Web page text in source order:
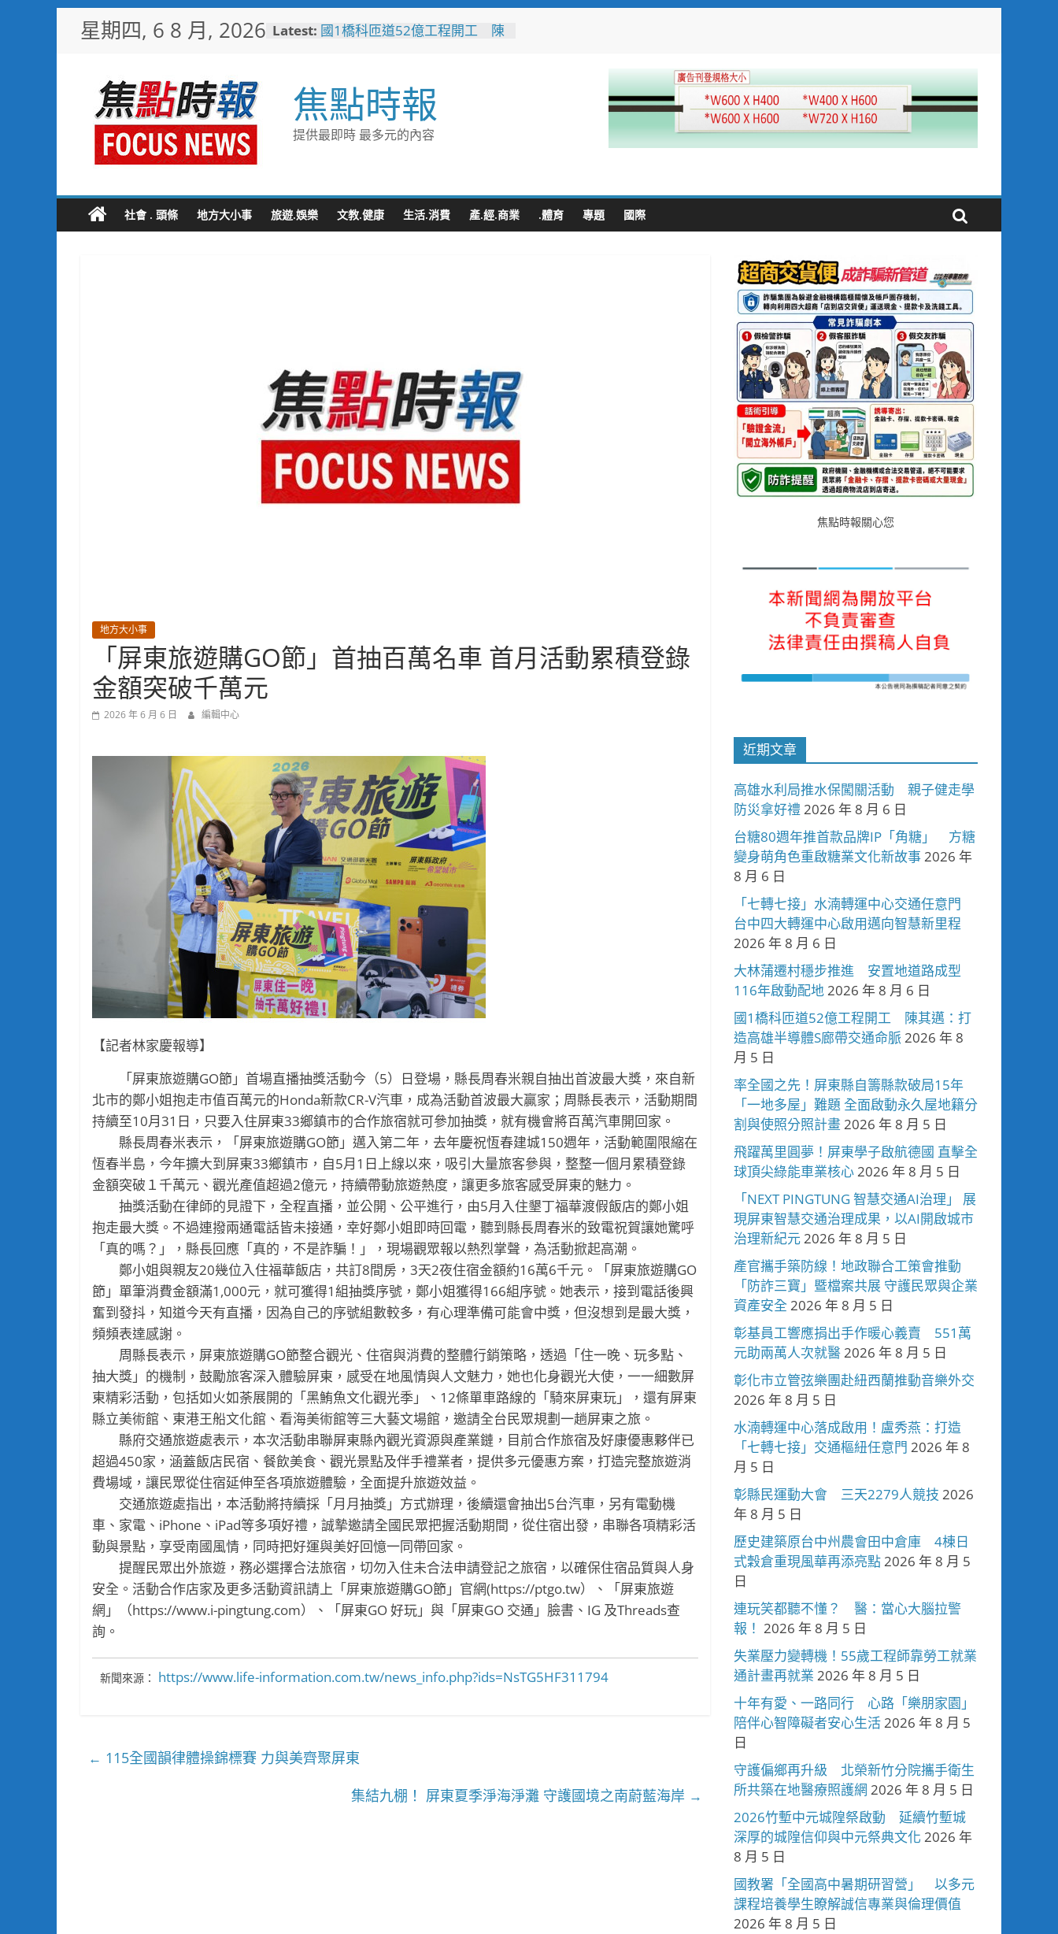
星期四, 6 8 月, 2026 Latest: 國1橋科匝道52億工程開工 陳
子健走學防災拿好禮
台糖80週年推首款品牌IP「角
糖」 方糖變身萌角色重啟糖業
文化新故事
大林蒲遷村穩步推進 安置地道
路成型116年啟動配地
焦點時報
提供最即時 最多元的內容
社會 . 頭條 地方大小事 旅遊.娛樂 文教.健康 生活.消費 產.經.商業 .體育 專題 國際
地方大小事
「屏東旅遊購GO節」首抽百萬名車 首月活動累積登錄
金額突破千萬元
2026 年 6 月 6 日 編輯中心
【記者林家慶報導】
「屏東旅遊購GO節」首場直播抽獎活動今（5）日登場，縣長周春米親自抽出首波最大獎，來自新
北市的鄭小姐抱走市值百萬元的Honda新款CR-V汽車，成為活動首波最大贏家；周縣長表示，活動期間
持續至10月31日，只要入住屏東33鄉鎮市的合作旅宿就可參加抽獎，就有機會將百萬汽車開回家。
縣長周春米表示，「屏東旅遊購GO節」邁入第二年，去年慶祝恆春建城150週年，活動範圍限縮在
恆春半島，今年擴大到屏東33鄉鎮市，自5月1日上線以來，吸引大量旅客參與，整整一個月累積登錄
金額突破１千萬元、觀光產值超過2億元，持續帶動旅遊熱度，讓更多旅客感受屏東的魅力。
抽獎活動在律師的見證下，全程直播，並公開、公平進行，由5月入住墾丁福華渡假飯店的鄭小姐
抱走最大獎。不過連撥兩通電話皆未接通，幸好鄭小姐即時回電，聽到縣長周春米的致電祝賀讓她驚呼
「真的嗎？」，縣長回應「真的，不是詐騙！」，現場觀眾報以熱烈掌聲，為活動掀起高潮。
鄭小姐與親友20幾位入住福華飯店，共訂8間房，3天2夜住宿金額約16萬6千元。「屏東旅遊購GO
節」單筆消費金額滿1,000元，就可獲得1組抽獎序號，鄭小姐獲得166組序號。她表示，接到電話後興
奮到發抖，知道今天有直播，因為自己的序號組數較多，有心理準備可能會中獎，但沒想到是最大獎，
頻頻表達感謝。
周縣長表示，屏東旅遊購GO節整合觀光、住宿與消費的整體行銷策略，透過「住一晚、玩多點、
抽大獎」的機制，鼓勵旅客深入體驗屏東，感受在地風情與人文魅力，她也化身觀光大使，一一細數屏
東精彩活動，包括如火如荼展開的「黑鮪魚文化觀光季」、12條單車路線的「騎來屏東玩」，還有屏東
縣立美術館、東港王船文化館、看海美術館等三大藝文場館，邀請全台民眾規劃一趟屏東之旅。
縣府交通旅遊處表示，本次活動串聯屏東縣內觀光資源與產業鏈，目前合作旅宿及好康優惠夥伴已
超過450家，涵蓋飯店民宿、餐飲美食、觀光景點及伴手禮業者，提供多元優惠方案，打造完整旅遊消
費場域，讓民眾從住宿延伸至各項旅遊體驗，全面提升旅遊效益。
交通旅遊處指出，本活動將持續採「月月抽獎」方式辦理，後續還會抽出5台汽車，另有電動機
車、家電、iPhone、iPad等多項好禮，誠摯邀請全國民眾把握活動期間，從住宿出發，串聯各項精彩活
動與景點，享受南國風情，同時把好運與美好回憶一同帶回家。
提醒民眾出外旅遊，務必選擇合法旅宿，切勿入住未合法申請登記之旅宿，以確保住宿品質與人身
安全。活動合作店家及更多活動資訊請上「屏東旅遊購GO節」官網(https://ptgo.tw）、「屏東旅遊
網」（https://www.i-pingtung.com）、「屏東GO 好玩」與「屏東GO 交通」臉書、IG 及Threads查
詢。
新聞來源： https://www.life-information.com.tw/news_info.php?ids=NsTG5HF311794
← 115全國韻律體操錦標賽 力與美齊聚屏東
集結九棚！ 屏東夏季淨海淨灘 守護國境之南蔚藍海岸 →
焦點時報關心您
近期文章
高雄水利局推水保闖關活動 親子健走學
防災拿好禮2026 年 8 月 6 日
台糖80週年推首款品牌IP「角糖」 方糖
變身萌角色重啟糖業文化新故事2026 年
8 月 6 日
「七轉七接」水湳轉運中心交通任意門
台中四大轉運中心啟用邁向智慧新里程
2026 年 8 月 6 日
大林蒲遷村穩步推進 安置地道路成型
116年啟動配地2026 年 8 月 6 日
國1橋科匝道52億工程開工 陳其邁：打
造高雄半導體S廊帶交通命脈2026 年 8
月 5 日
率全國之先！屏東縣自籌縣款破局15年
「一地多屋」難題 全面啟動永久屋地籍分
割與使照分照計畫2026 年 8 月 5 日
飛躍萬里圓夢！屏東學子啟航德國 直擊全
球頂尖綠能車業核心2026 年 8 月 5 日
「NEXT PINGTUNG 智慧交通AI治理」 展
現屏東智慧交通治理成果，以AI開啟城市
治理新紀元2026 年 8 月 5 日
產官攜手築防線！地政聯合工策會推動
「防詐三寶」暨檔案共展 守護民眾與企業
資產安全 2026 年 8 月 5 日
彰基員工響應捐出手作暖心義賣 551萬
元助兩萬人次就醫2026 年 8 月 5 日
彰化市立管弦樂團赴紐西蘭推動音樂外交
2026 年 8 月 5 日
水湳轉運中心落成啟用！盧秀燕：打造
「七轉七接」交通樞紐任意門 2026 年 8
月 5 日
彰縣民運動大會 三天2279人競技 2026
年 8 月 5 日
歷史建築原台中州農會田中倉庫 4棟日
式穀倉重現風華再添亮點2026 年 8 月 5
日
連玩笑都聽不懂？ 醫：當心大腦拉警
報！ 2026 年 8 月 5 日
失業壓力變轉機！55歲工程師靠勞工就業
通計畫再就業 2026 年 8 月 5 日
十年有愛、一路同行 心路「樂朋家園」
陪伴心智障礙者安心生活2026 年 8 月 5
日
守護偏鄉再升級 北榮新竹分院攜手衛生
所共築在地醫療照護網 2026 年 8 月 5 日
2026竹塹中元城隍祭啟動 延續竹塹城
深厚的城隍信仰與中元祭典文化 2026 年
8 月 5 日
國教署「全國高中暑期研習營」 以多元
課程培養學生瞭解誠信專業與倫理價值
2026 年 8 月 5 日